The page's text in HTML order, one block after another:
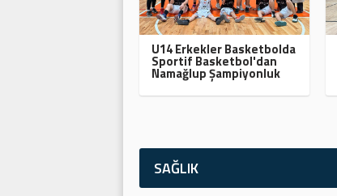
U14 Erkekler Basketbolda
Sportif Basketbol'dan
Namağlup Şampiyonluk
SAĞLIK